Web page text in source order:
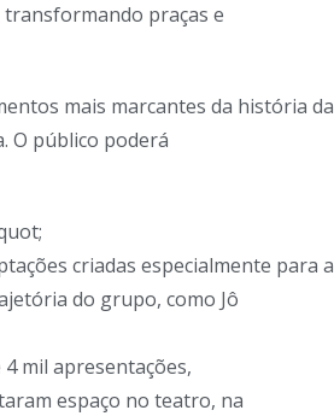
transformando praças e
mais marcantes da história da
O público poderá
criadas especialmente para a
do grupo, como Jô
mil apresentações,
espaço no teatro, na